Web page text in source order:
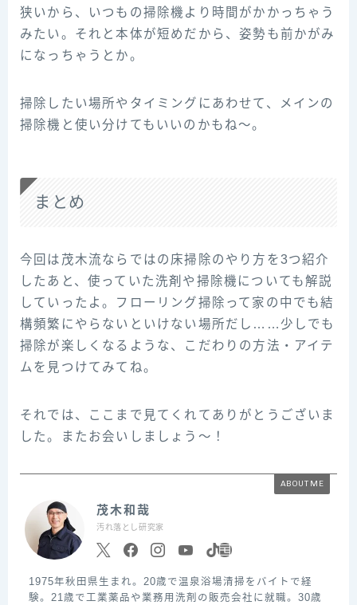
狭いから、いつもの掃除機より時間がかかっちゃう
みたい。それと本体が短めだから、姿勢も前かがみ
になっちゃうとか。
掃除したい場所やタイミングにあわせて、メインの
掃除機と使い分けてもいいのかもね～。
まとめ
今回は茂木流ならではの床掃除のやり方を3つ紹介
したあと、使っていた洗剤や掃除機についても解説
していったよ。フローリング掃除って家の中でも結
構頻繁にやらないといけない場所だし……少しでも
掃除が楽しくなるような、こだわりの方法・アイテ
ムを見つけてみてね。
それでは、ここまで見てくれてありがとうございま
した。またお会いしましょう～！
ABOUT ME
茂木和哉
汚れ落とし研究家
1975年秋田県生まれ。20歳で温泉浴場清掃をバイトで経
験。21歳で工業薬品や業務用洗剤の販売会社に就職。30歳